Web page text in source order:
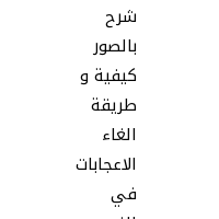
شرح
بالصور
كيفية و
طريقة
الغاء
الاعجابات
في